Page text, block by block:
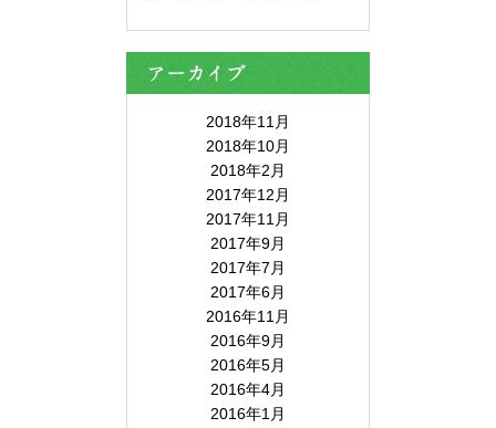
2018年11月
2018年10月
2018年2月
2017年12月
2017年11月
2017年9月
2017年7月
2017年6月
2016年11月
2016年9月
2016年5月
2016年4月
2016年1月